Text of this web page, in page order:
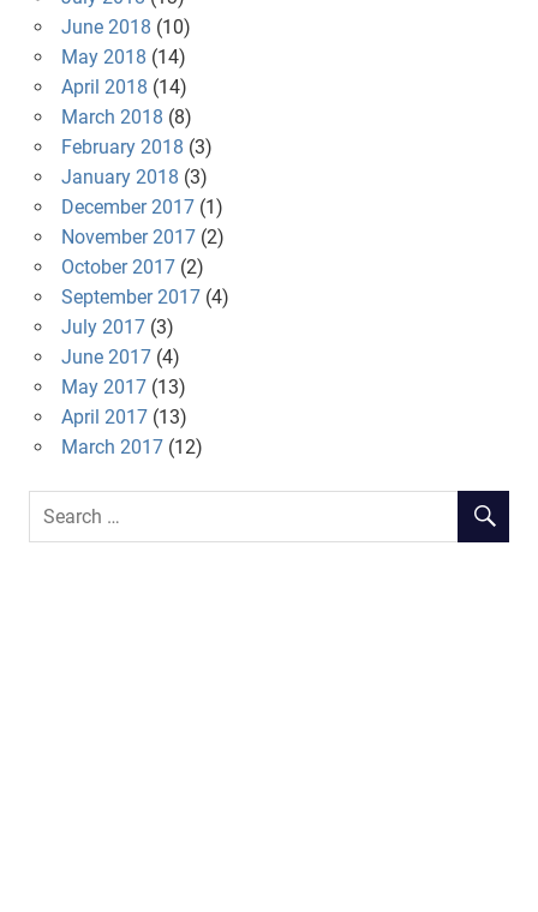
June 2018 (10)
May 2018 (14)
April 2018 (14)
March 2018 (8)
February 2018 (3)
January 2018 (3)
December 2017(1)
November 2017(2)
October 2017(2)
September 2017(4)
July 2017(3)
June 2017(4)
May 2017(13)
April 2017(13)
March 2017(12)